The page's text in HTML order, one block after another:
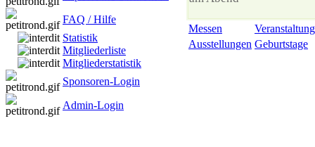
FAQ / Hilfe
Statistik
Mitgliederliste
Mitgliederstatistik
Sponsoren-Login
Admin-Login
Messen
Veranstaltung
Ausstellungen Geburtstage